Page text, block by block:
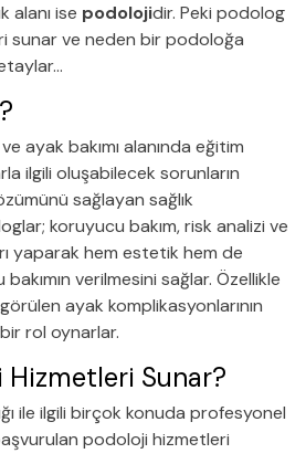
alanı ise podolojidir. Peki podolog
sunar ve neden bir podoloğa
ve ayak bakımı alanında eğitim
ilgili oluşabilecek sorunların
sağlayan sağlık
koruyucu bakım, risk analizi ve
yaparak hem estetik hem de
bakımın verilmesini sağlar. Özellikle
ayak komplikasyonlarının
rol oynarlar.
Hizmetleri Sunar?
ile ilgili birçok konuda profesyonel
podoloji hizmetleri